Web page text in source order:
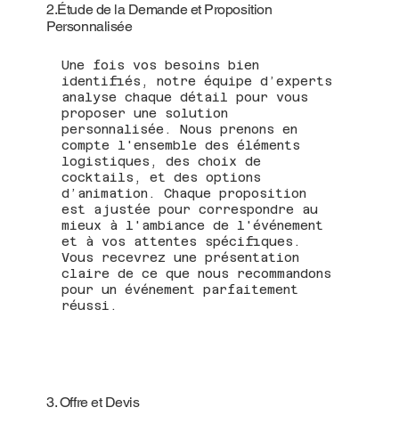
2.Étude de la Demande et Proposition
Personnalisée
Une fois vos besoins bien
identifiés, notre équipe d’experts
analyse chaque détail pour vous
proposer une solution
personnalisée. Nous prenons en
compte l'ensemble des éléments
logistiques, des choix de
cocktails, et des options
d’animation. Chaque proposition
est ajustée pour correspondre au
mieux à l'ambiance de l'événement
et à vos attentes spécifiques.
Vous recevrez une présentation
claire de ce que nous recommandons
pour un événement parfaitement
réussi.
3. Offre et Devis